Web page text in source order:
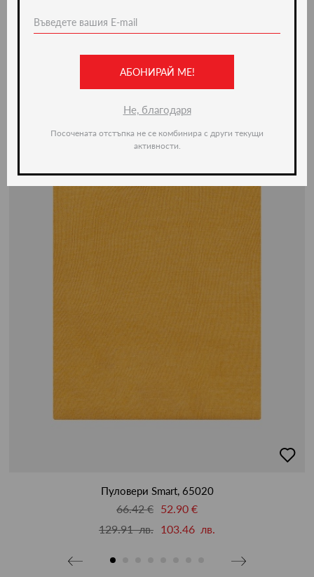
в
Пуловери Smart, 65020
66.42 € 52.90 €
129.91 лв. 103.46 лв.
АБОНИРАЙ МЕ!
Не, благодаря
Посочената отстъпка не се комбинира с други текущи
активности.